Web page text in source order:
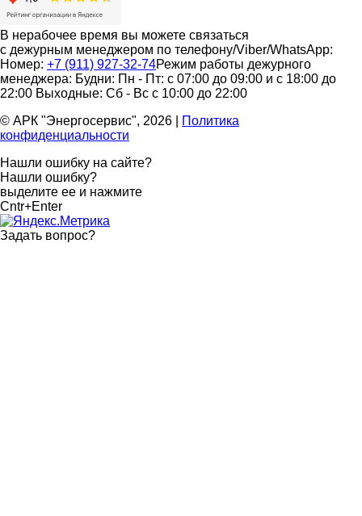
В нерабочее время вы можете связаться
с дежурным менеджером по телефону/Viber/WhatsApp:
Номер: +7 (911) 927-32-74Режим работы дежурного
менеджера: Будни: Пн - Пт: с 07:00 до 09:00 и с 18:00 до
22:00 Выходные: Сб - Вс с 10:00 до 22:00
© АРК "Энергосервис", 2026
Политика
конфиденциальности
Нашли ошибку на сайте?
Нашли ошибку?
выделите ее и нажмите
Cntr+Enter
Задать вопрос?